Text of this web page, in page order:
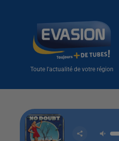
Toute l'actualité de votre région